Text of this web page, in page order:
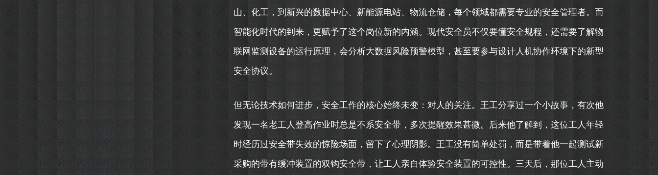
山、化工，到新兴的数据中心、新能源电站、物流仓储，每个领域都需要专业的安全管理者。而
智能化时代的到来，更赋予了这个岗位新的内涵。现代安全员不仅要懂安全规程，还需要了解物
联网监测设备的运行原理，会分析大数据风险预警模型，甚至要参与设计人机协作环境下的新型
安全协议。
但无论技术如何进步，安全工作的核心始终未变：对人的关注。王工分享过一个小故事，有次他
发现一名老工人登高作业时总是不系安全带，多次提醒效果甚微。后来他了解到，这位工人年轻
时经历过安全带失效的惊险场面，留下了心理阴影。王工没有简单处罚，而是带着他一起测试新
采购的带有缓冲装置的双钩安全带，让工人亲自体验安全装置的可控性。三天后，那位工人主动